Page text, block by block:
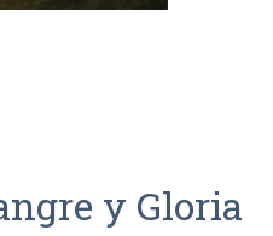
y Gloria